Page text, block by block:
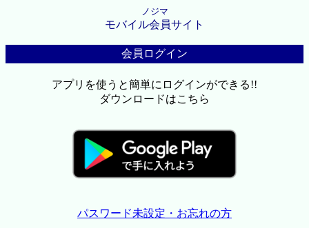
ノジマ
モバイル会員サイト
会員ログイン
アプリを使うと簡単にログインができる!!
ダウンロードはこちら
パスワード未設定・お忘れの方